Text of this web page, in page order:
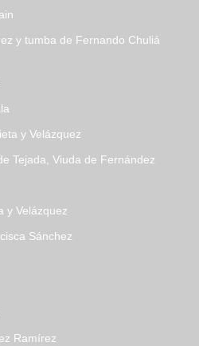
y tumba de Fernando Chuliá
y Velázquez
Tejada, Viuda de Fernández
y Velázquez
Sánchez
Ramírez